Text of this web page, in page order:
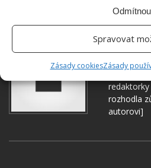
Spravovat
Zásady cookiesZásady
Hana
Do
přidala
rozhodla
autorovi]